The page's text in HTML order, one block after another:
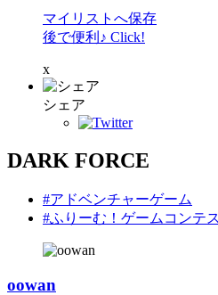
マイリストへ保存
後で便利♪ Click!
x
シェア
DARK FORCE
#アドベンチャーゲーム
#ふりーむ！ゲームコンテ
oowan